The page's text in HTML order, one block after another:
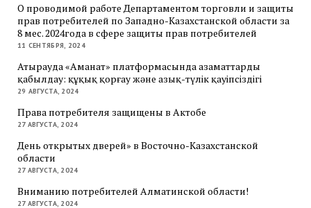
О проводимой работе Департаментом торговли и защиты
прав потребителей по Западно-Казахстанской области за
8 мес. 2024года в сфере защиты прав потребителей
11 СЕНТЯБРЯ, 2024
Атырауда «Аманат» платформасында азаматтарды
қабылдау: құқық қорғау және азық-түлік қауіпсіздігі
29 АВГУСТА, 2024
Права потребителя защищены в Актобе
27 АВГУСТА, 2024
День открытых дверей» в Восточно-Казахстанской
области
27 АВГУСТА, 2024
Вниманию потребителей Алматинской области!
27 АВГУСТА, 2024